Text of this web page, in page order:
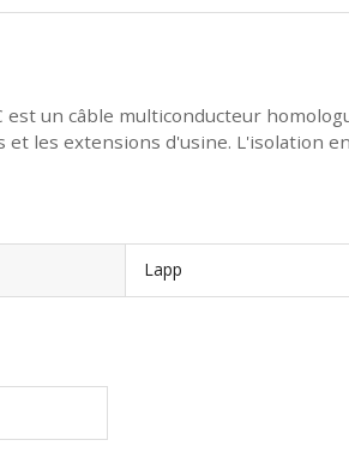
est un câble multiconducteur
et les extensions d'usine. L'isolation
Lapp